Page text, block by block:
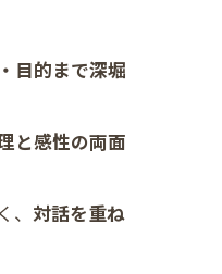
目的まで深堀
と感性の両面
対話を重ね